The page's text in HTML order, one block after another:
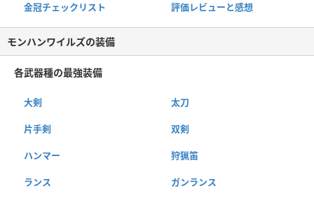
金冠チェックリスト 評価レビューと感想
モンハンワイルズの装備
各武器種の最強装備
大剣 太刀
片手剣 双剣
ハンマー 狩猟笛
ランス ガンランス